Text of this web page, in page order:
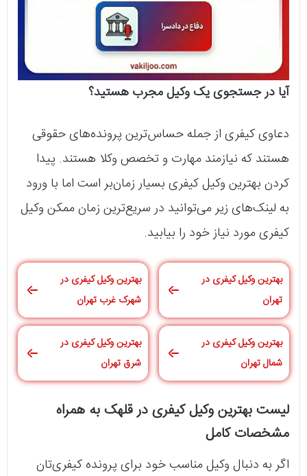
آیا در جستجوی یک وکیل مجرب هستید؟
دعاوی کیفری از جمله حساس‌ترین پرونده‌های حقوقی
هستند که نیازمند مهارت و تخصص وکلا هستند. پیدا
کردن بهترین وکیل کیفری بسیار زمان‌بر است اما با ورود
به لینک‌های زیر می‌توانید در سریع‌ترین زمان ممکن وکیل
کیفری مورد نیاز خود را بیابید.
بهترین وکیل کیفری در
تهران
بهترین وکیل کیفری در
شهرک غرب تهران
بهترین وکیل کیفری در
شمال تهران
بهترین وکیل کیفری در
شرق تهران
لیست بهترین وکیل کیفری در قلهک به همراه
مشخصات کامل
اگر به دنبال وکیل مناسب خود برای پرونده کیفری‌تان